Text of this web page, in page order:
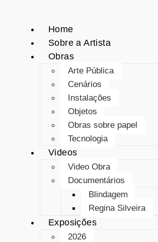
Home
Sobre a Artista
Obras
Arte Pública
Cenários
Instalações
Objetos
Obras sobre papel
Tecnologia
Videos
Video Obra
Documentários
Blindagem
Regina Silveira
Exposições
2026